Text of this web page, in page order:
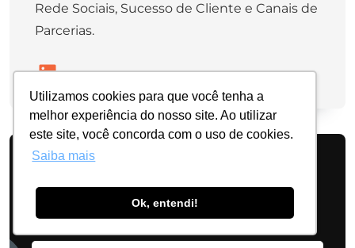
Utilizamos cookies para que você tenha a
melhor experiência do nosso site. Ao utilizar
este site, você concorda com o uso de cookies.
Saiba mais
Ok, entendi!
Rede Sociais, Sucesso de Cliente e Canais de
Parcerias.
É gestor de uma indústria ou
distribuidora?
Conheça o nosso ERP na prática!